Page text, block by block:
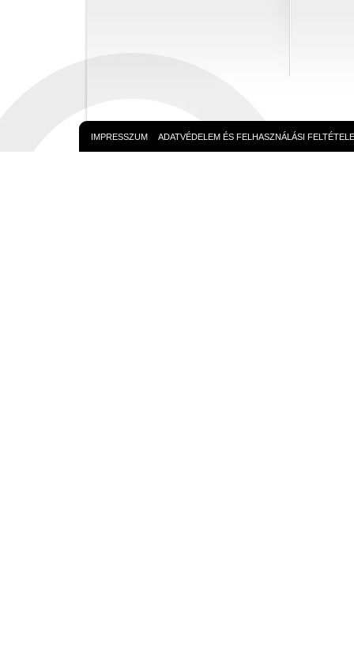
IMPRESSZUM ADATVÉDELEM ÉS FELHASZNÁLÁSI